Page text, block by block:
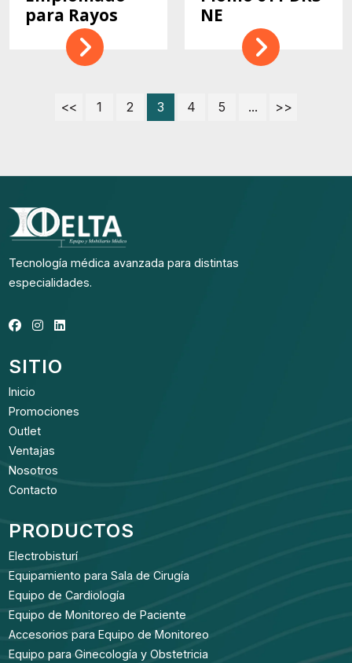
para Rayos
NE
<< 1 2 3 4 5 ... >>
Tecnología médica avanzada para distintas
especialidades.
SITIO
Inicio
Promociones
Outlet
Ventajas
Nosotros
Contacto
PRODUCTOS
Electrobisturí
Equipamiento para Sala de Cirugía
Equipo de Cardiología
Equipo de Monitoreo de Paciente
Accesorios para Equipo de Monitoreo
Equipo para Ginecología y Obstetricia